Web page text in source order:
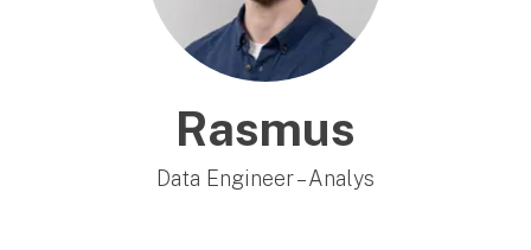
Rasmus
Data Engineer – Analys